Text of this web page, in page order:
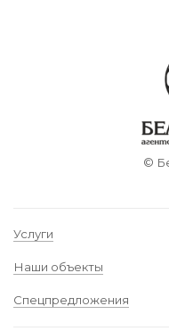
©
Услуги
Наши объекты
Спецпредложения